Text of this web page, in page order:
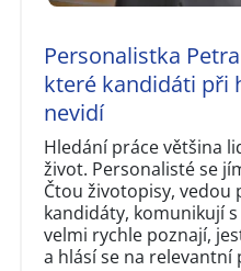
Personalistka
které kandidáti při
nevidí
Hledání práce většina
život. Personalisté se
Čtou životopisy,
kandidáty, komunikují
velmi rychle poznají,
a hlásí se na relevantní